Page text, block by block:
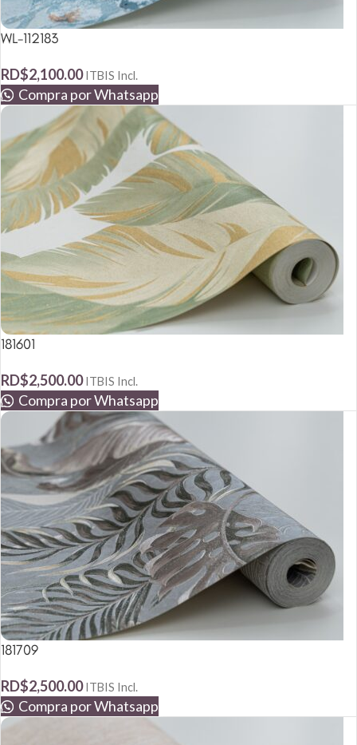
WL-112183
RD$2,100.00 ITBIS Incl.
Compra por Whatsapp
181601
RD$2,500.00 ITBIS Incl.
Compra por Whatsapp
181709
RD$2,500.00 ITBIS Incl.
Compra por Whatsapp